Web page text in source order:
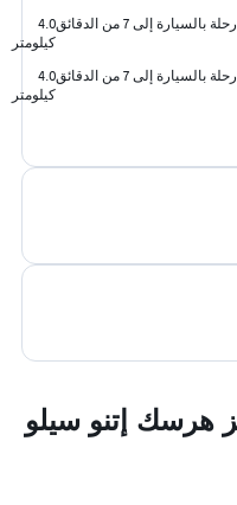
رحلة بالسيارة إلى 7 من الدقائق
4.0
كيلومتر
رحلة بالسيارة إلى 7 من الدقائق
4.0
كيلومتر
هرسك إتنو سيلو